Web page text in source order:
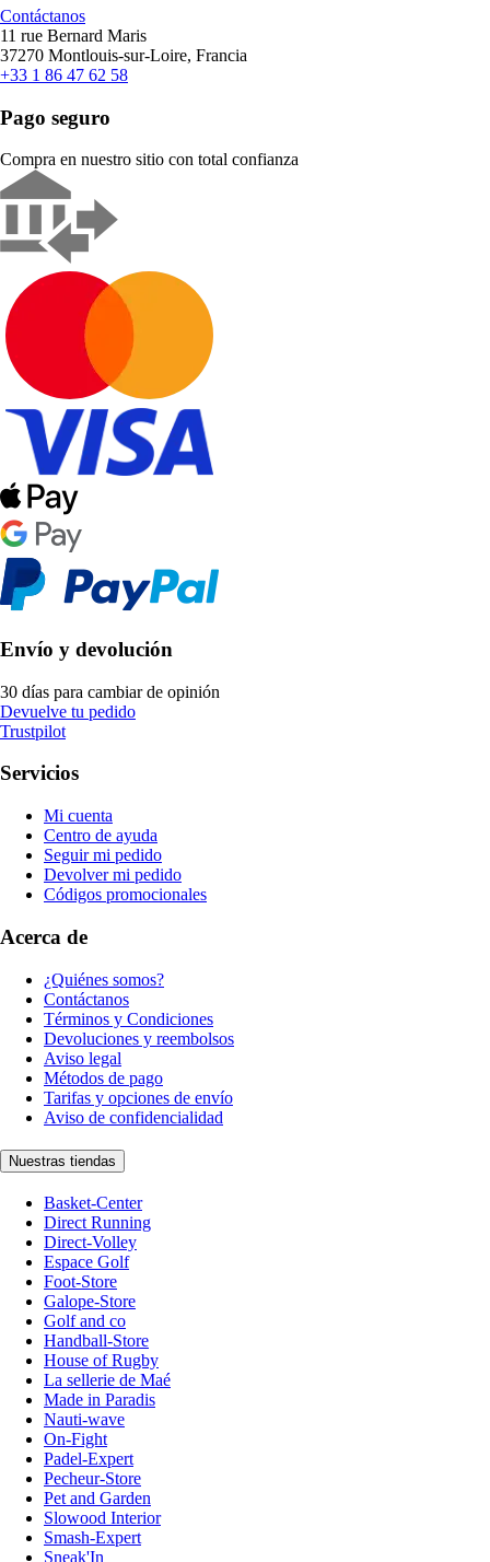
Contáctanos
11 rue Bernard Maris
37270 Montlouis-sur-Loire, Francia
+33 1 86 47 62 58
Pago seguro
Compra en nuestro sitio con total confianza
Envío y devolución
30 días para cambiar de opinión
Devuelve tu pedido
Trustpilot
Servicios
Mi cuenta
Centro de ayuda
Seguir mi pedido
Devolver mi pedido
Códigos promocionales
Acerca de
¿Quiénes somos?
Contáctanos
Términos y Condiciones
Devoluciones y reembolsos
Aviso legal
Métodos de pago
Tarifas y opciones de envío
Aviso de confidencialidad
Nuestras tiendas
Basket-Center
Direct Running
Direct-Volley
Espace Golf
Foot-Store
Galope-Store
Golf and co
Handball-Store
House of Rugby
La sellerie de Maé
Made in Paradis
Nauti-wave
On-Fight
Padel-Expert
Pecheur-Store
Pet and Garden
Slowood Interior
Smash-Expert
Sneak'In